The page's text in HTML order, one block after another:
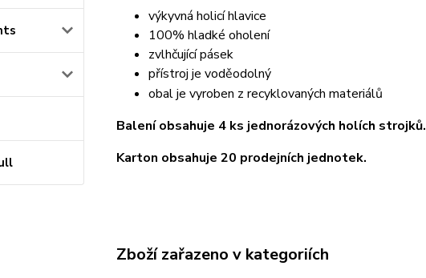
výkyvná holicí hlavice
100% hladké oholení
zvlhčující pásek
přístroj je voděodolný
obal je vyroben z recyklovaných materiálů
Balení obsahuje 4 ks jednorázových holích strojků.
Karton obsahuje 20 prodejních jednotek.
Zboží zařazeno v kategoriích